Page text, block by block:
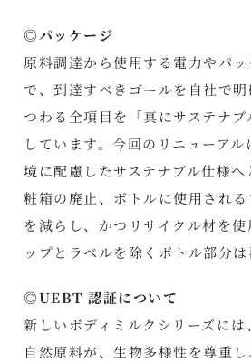
◎パッケージ
原料調達から使用する電力やパ
で、到達すべきゴールを自社で
つわる全項目を「真にサステナ
しています。今回のリニューア
境に配慮したサステナブル仕様
粧箱の廃止、ボトルに使用され
を減らし、かつリサイクル材を
ップとラベルを除くボトル部分
◎UEBT 認証について
新しいボディミルクシリーズに
自然原料が、生物多様性を尊重